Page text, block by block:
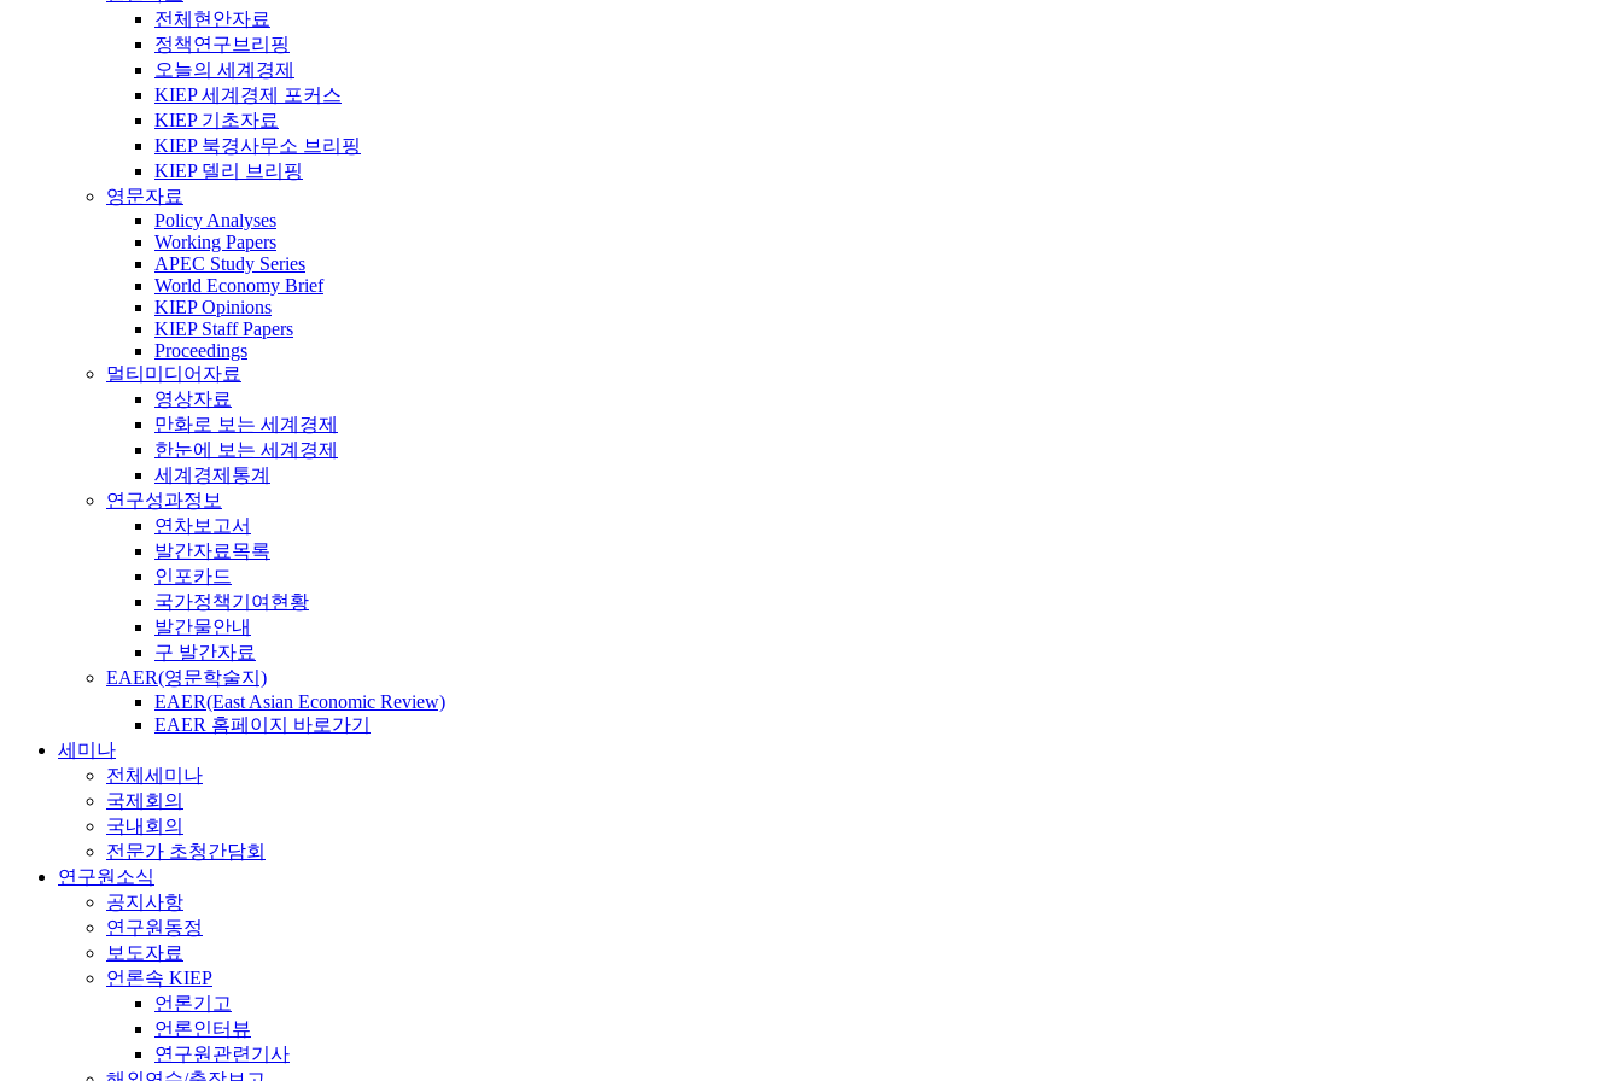
전체현안자료
정책연구브리핑
오늘의 세계경제
KIEP 세계경제 포커스
KIEP 기초자료
KIEP 북경사무소 브리핑
KIEP 델리 브리핑
영문자료
Policy Analyses
Working Papers
APEC Study Series
World Economy Brief
KIEP Opinions
KIEP Staff Papers
Proceedings
멀티미디어자료
영상자료
만화로 보는 세계경제
한눈에 보는 세계경제
세계경제통계
연구성과정보
연차보고서
발간자료목록
인포카드
국가정책기여현황
발간물안내
구 발간자료
EAER(영문학술지)
EAER(East Asian Economic Review)
EAER 홈페이지 바로가기
세미나
전체세미나
국제회의
국내회의
전문가 초청간담회
연구원소식
공지사항
연구원동정
보도자료
언론속 KIEP
언론기고
언론인터뷰
연구원관련기사